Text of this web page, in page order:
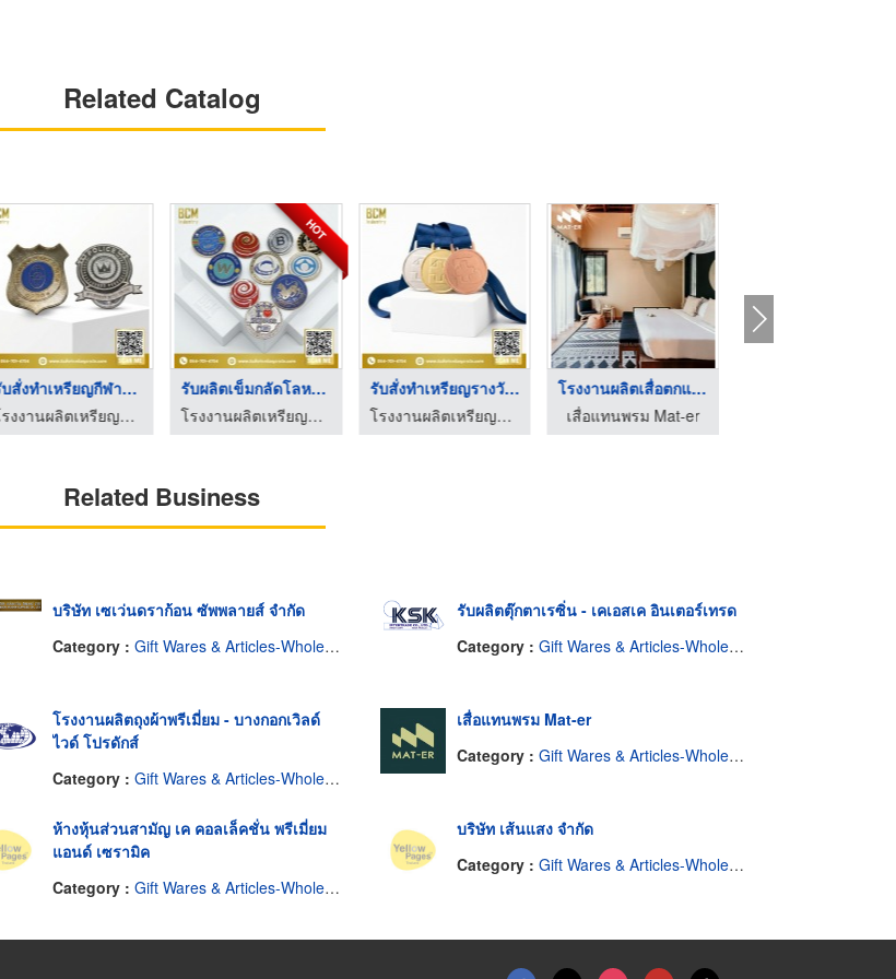
Related Catalog
รับสั่งทำเหรียญกีฬาโ ...
โรงงานผลิตเหรียญรางวัล บิวตี้ คัมพลีท แมนูแฟคเตอร์
HOT
รับผลิตเข็มกลัดโลหะไ ...
โรงงานผลิตเหรียญรางวัล บิวตี้ คัมพลีท แมนูแฟคเตอร์
รับสั่งทำเหรียญรางวั ...
โรงงานผลิตเหรียญรางวัล บิวตี้ คัมพลีท แมนูแฟคเตอร์
โรงงานผลิตเสื่อตกแต่ ...
เสื่อแทนพรม Mat-er
Related Business
บริษัท เซเว่นดราก้อน ซัพพลายส์ จำกัด
Category :Gift Wares & Articles-Wholesale & Manufacturers
รับผลิตตุ๊กตาเรซิ่น - เคเอสเค อินเตอร์เทรด
Category : Gift Wares & Articles-Wholesale & Manufacturers
โรงงานผลิตถุงผ้าพรีเมี่ยม - บางกอกเวิลด์
ไวด์ โปรดักส์
Category :Gift Wares & Articles-Wholesale & Manufacturers
เสื่อแทนพรม Mat-er
Category : Gift Wares & Articles-Wholesale & Manufacturers
ห้างหุ้นส่วนสามัญ เค คอลเล็คชั่น พรีเมี่ยม
แอนด์ เซรามิค
Category :Gift Wares & Articles-Wholesale & Manufacturers
บริษัท เส้นแสง จำกัด
Category : Gift Wares & Articles-Wholesale & Manufacturers